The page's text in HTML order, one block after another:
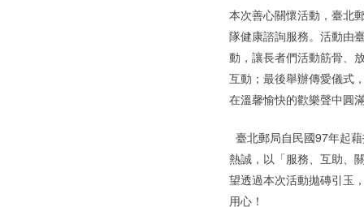
本次善心關懷活動，臺北
隊健康諮詢服務。活動由
動，讓長者們活動筋骨、
互動；最後舉辦傳愛儀式
在溫馨愉快的歡樂聲中圓
臺北郵局自民國97年起
熱誠，以「服務、互助、
望透過本次活動拋磚引玉
用心！